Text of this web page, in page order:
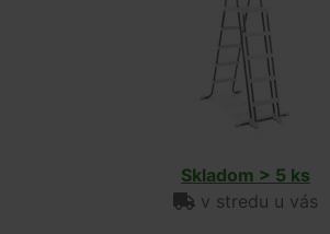
Skladom > 5 ks
v stredu u vás